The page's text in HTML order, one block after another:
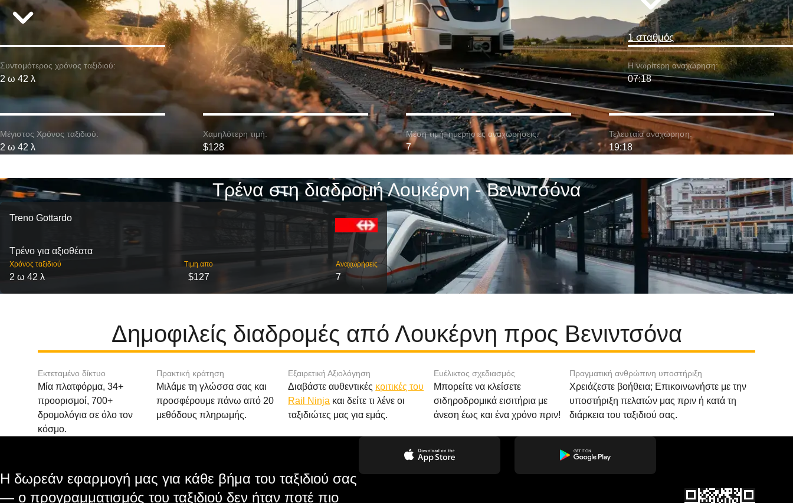
1 σταθμός
Συντομότερος χρόνος ταξιδιού:
2 ω 42 λ
Η νωρίτερη αναχώρηση:
07:18
Μέγιστος Χρόνος ταξιδιού:
2 ω 42 λ
Χαμηλότερη τιμή:
$128
Μέση τιμή. ημερήσιες αναχωρήσεις:
7
Τελευταία αναχώρηση:
19:18
Τρένα στη διαδρομή Λουκέρνη - Βενιντσόνα
Treno Gottardo
Τρένο για αξιοθέατα
Χρόνος ταξιδιού
2 ω 42 λ
Τιμη απο
$127
Αναχωρήσεις
7
Δημοφιλείς διαδρομές από Λουκέρνη προς Βενιντσόνα
Εκτεταμένο δίκτυο
Μία πλατφόρμα, 34+
προορισμοί, 700+
δρομολόγια σε όλο τον
κόσμο.
Πρακτική κράτηση
Μιλάμε τη γλώσσα σας και
προσφέρουμε πάνω από 20
μεθόδους πληρωμής.
Εξαιρετική Αξιολόγηση
Διαβάστε αυθεντικές κριτικές του
Rail Ninja και δείτε τι λένε οι
ταξιδιώτες μας για εμάς.
Ευέλικτος σχεδιασμός
Μπορείτε να κλείσετε
σιδηροδρομικά εισιτήρια με
άνεση έως και ένα χρόνο πριν!
Πραγματική ανθρώπινη υποστήριξη
Χρειάζεστε βοήθεια; Επικοινωνήστε με την
υποστήριξη πελατών μας πριν ή κατά τη
διάρκεια του ταξιδιού σας.
Η δωρεάν εφαρμογή μας για κάθε βήμα του ταξιδιού σας
— ο προγραμματισμός του ταξιδιού δεν ήταν ποτέ πιο